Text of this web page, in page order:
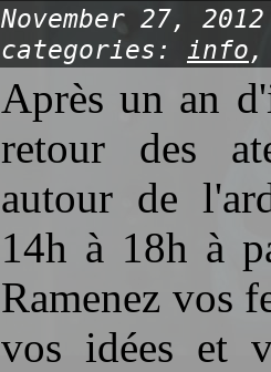
November 27,
categories: info
Après un an
retour des
autour de
14h à 18h à
Ramenez vos
vos idées et